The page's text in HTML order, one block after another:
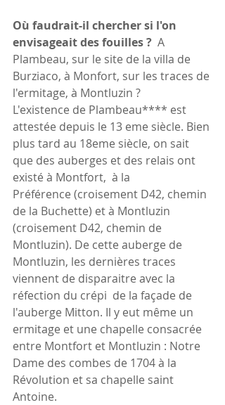
Où faudrait-il chercher si l'on
envisageait des fouilles ? A
Plambeau, sur le site de la villa de
Burziaco, à Monfort, sur les traces de
l'ermitage, à Montluzin ?
L'existence de Plambeau**** est
attestée depuis le 13 eme siècle. Bien
plus tard au 18eme siècle, on sait
que des auberges et des relais ont
existé à Montfort,  à la
Préférence (croisement D42, chemin
de la Buchette) et à Montluzin
(croisement D42, chemin de
Montluzin). De cette auberge de
Montluzin, les dernières traces
viennent de disparaitre avec la
réfection du crépi  de la façade de
l'auberge Mitton. Il y eut même un
ermitage et une chapelle consacrée
entre Montfort et Montluzin : Notre
Dame des combes de 1704 à la
Révolution et sa chapelle saint
Antoine.